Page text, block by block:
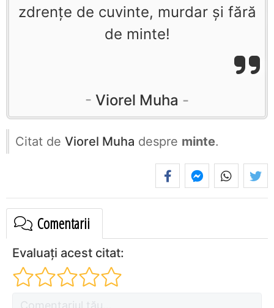
zdrenţe de cuvinte, murdar şi fără
de minte!
Viorel Muha
Citat de Viorel Muha despre minte.
Comentarii
Evaluați acest citat: